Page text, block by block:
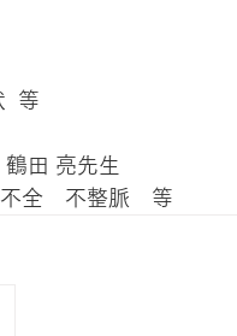
等
田 亮先生
全　不整脈　等